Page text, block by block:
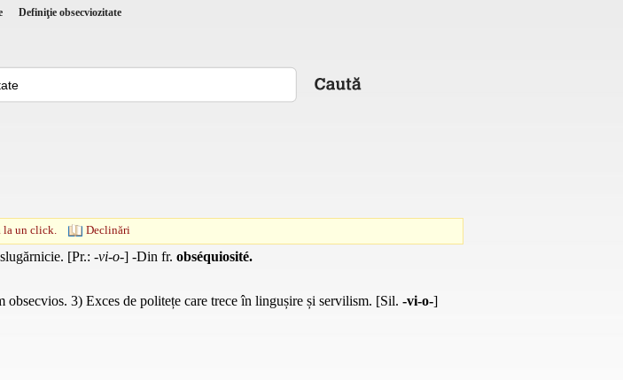
Definiţie obsecviozitate
la un click. Declinări
[Pr.: -vi-o-] -Din fr. obséquiosité.
obsecvios. 3) Exces de politețe care trece în lingușire și servilism. [Sil. -vi-o-]